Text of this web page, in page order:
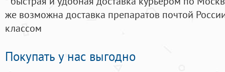
же возможна доставка препаратов почтой
классом
Покупать у нас выгодно